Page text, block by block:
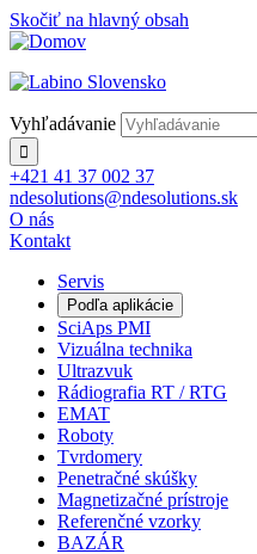
Skočiť na hlavný obsah
Vyhľadávanie
+421 41 37 002 37
ndesolutions@ndesolutions.sk
O nás
Kontakt
Servis
Podľa aplikácie
SciAps PMI
Vizuálna technika
Ultrazvuk
Rádiografia RT / RTG
EMAT
Roboty
Tvrdomery
Penetračné skúšky
Magnetizačné prístroje
Referenčné vzorky
BAZÁR